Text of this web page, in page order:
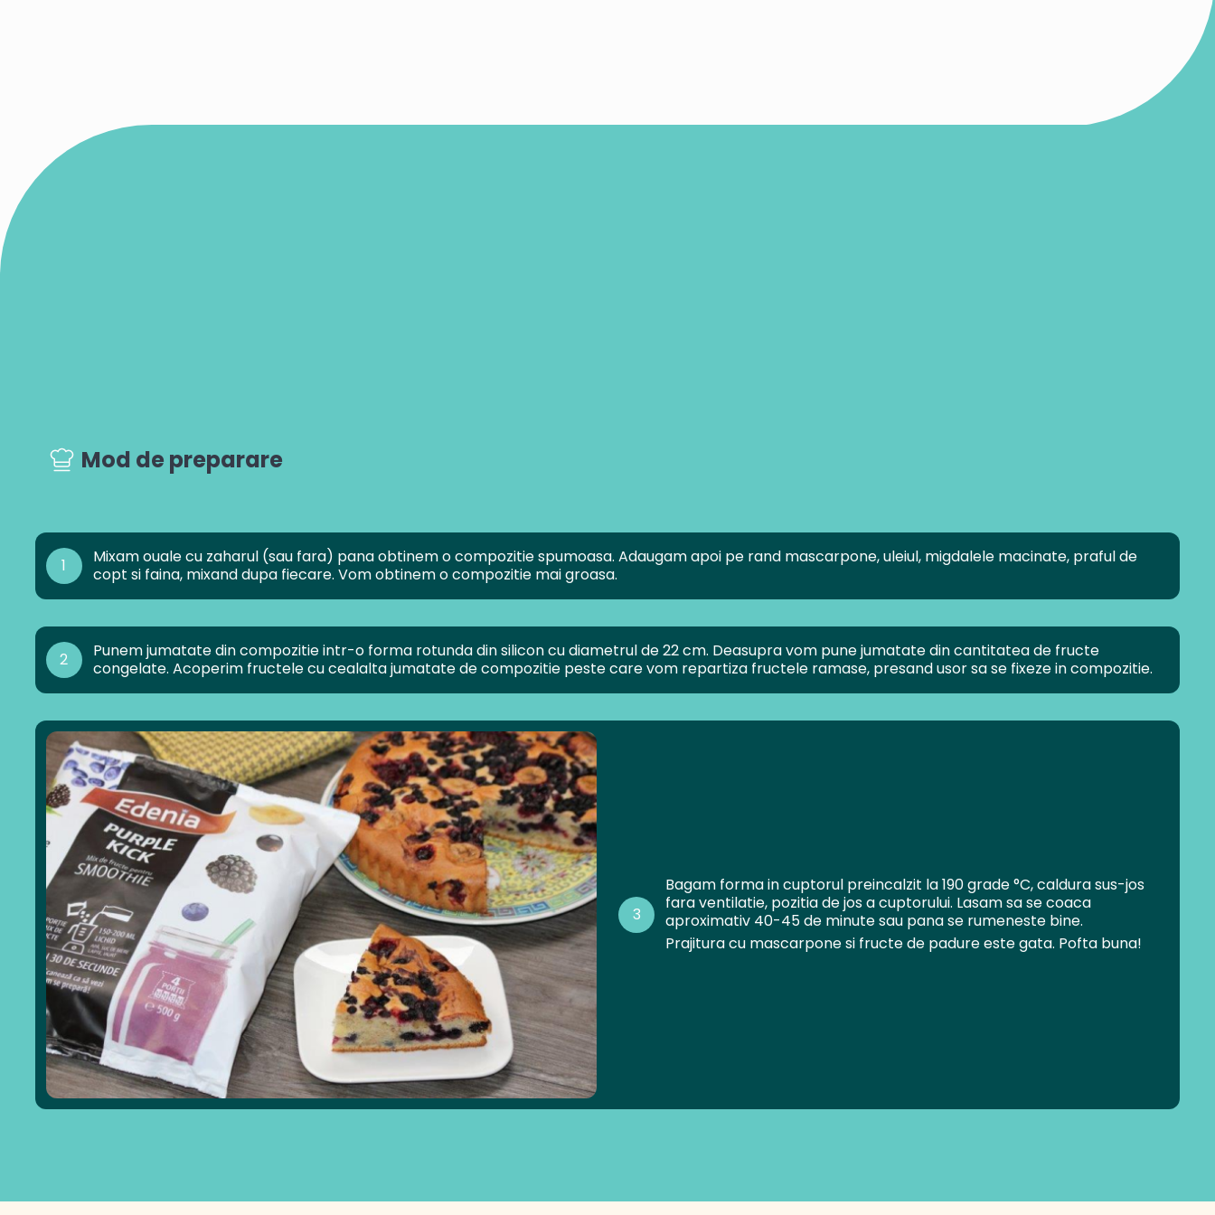
Mod de preparare
1
Mixam ouale cu zaharul (sau fara) pana obtinem o compozitie spumoasa. Adaugam apoi pe rand mascarpone, uleiul, migdalele macinate, praful de
copt si faina, mixand dupa fiecare. Vom obtinem o compozitie mai groasa.
2
Punem jumatate din compozitie intr-o forma rotunda din silicon cu diametrul de 22 cm. Deasupra vom pune jumatate din cantitatea de fructe
congelate. Acoperim fructele cu cealalta jumatate de compozitie peste care vom repartiza fructele ramase, presand usor sa se fixeze in compozitie.
3
Bagam forma in cuptorul preincalzit la 190 grade °C, caldura sus-jos
fara ventilatie, pozitia de jos a cuptorului. Lasam sa se coaca
aproximativ 40-45 de minute sau pana se rumeneste bine.
Prajitura cu mascarpone si fructe de padure este gata. Pofta buna!